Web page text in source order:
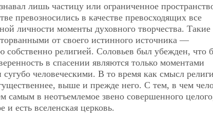
лишь частицу или ограниченное
превозносились в качестве превосходящих все
личности моменты духовного творчества. Такие
от своего истинного источника —
религией. Соловьев был убежден, что
в спасении являются только моментами
человеческими. В то время как смысл
выше и прежде него. С тем, в чем
самым в неотъемлемое звено совершенного
и есть вселенская церковь.